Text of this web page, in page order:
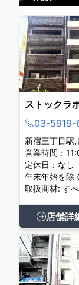
ストックラ
03-5919-
新宿三丁目駅
営業時間：
定休日：なし
年末年始を除
取扱商材: す
店舗詳